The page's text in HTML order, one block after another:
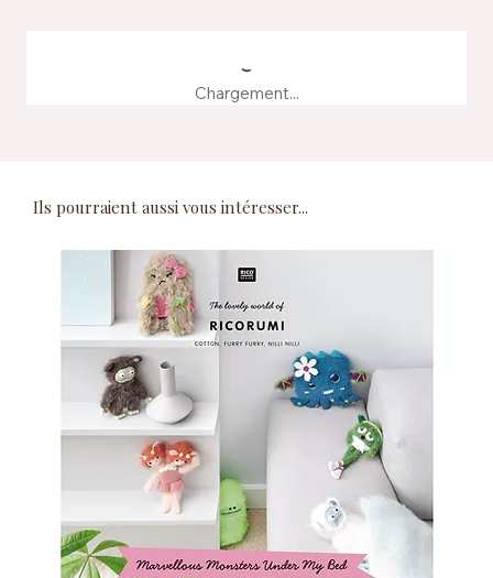
Chargement...
Ils pourraient aussi vous intéresser...